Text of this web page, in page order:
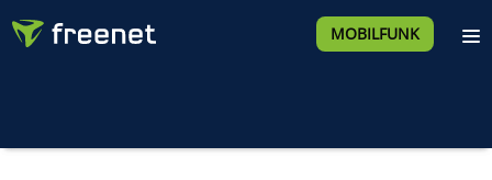
MOBILFUNK